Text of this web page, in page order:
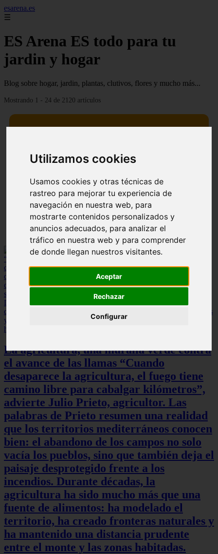
Utilizamos cookies
Usamos cookies y otras técnicas de
rastreo para mejorar tu experiencia de
navegación en nuestra web, para
mostrarte contenidos personalizados y
anuncios adecuados, para analizar el
tráfico en nuestra web y para comprender
de donde llegan nuestros visitantes.
Aceptar
Rechazar
Configurar
esarena.es
☰
ES Arena ES todo para tu
jardin y hogar
Blog sobre hogar, jardin, plantas, clutivos, flores y mucho más...
Mostrando 1 - 24 de 2120 artículos
defendible
La agricultura, una muralla verde contra
el avance de las llamas “Cuando
desaparece la agricultura, el fuego tiene
camino libre para cabalgar kilómetros”,
advierte Julio Prieto, agricultor. Las
palabras de Prieto resumen una realidad
que los territorios mediterráneos conocen
bien: el abandono de los campos no solo
vacía los pueblos, sino que también deja el
paisaje desprotegido frente a los
incendios. Durante décadas, la
agricultura ha sido mucho más que una
fuente de alimentos: ha modelado el
territorio, ha creado fronteras naturales y
ha mantenido una distancia prudente
entre el monte y las zonas habitadas.